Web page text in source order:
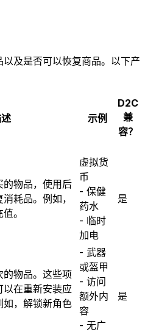
及是否可以恢复商品。以下产
示例
D2C
兼
容？
的物品，使用后
耗品。例如，
。
虚拟货
币
- 保健
药水
- 临时
加电
是
的物品。这些项
以在重新安装应
如，解锁新角色
- 武器
或盔甲
- 访问
额外内
容
- 无广
是